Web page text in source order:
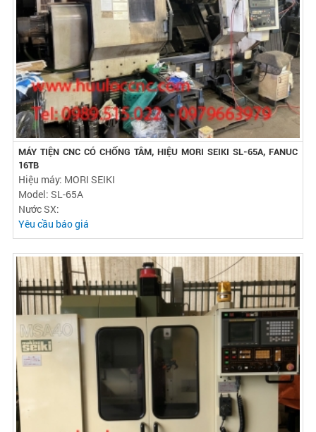
MÁY TIỆN CNC CÓ CHỐNG TÂM, HIỆU MORI SEIKI SL-65A, FANUC
16TB
Hiệu máy: MORI SEIKI
Model: SL-65A
Nước SX:
Yêu cầu báo giá